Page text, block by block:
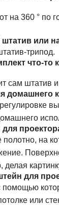
на 360 ° по
или
трипод.
что-то
сам штатив
домашнего
для
на
для
помощью
или